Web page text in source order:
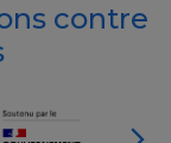
contre